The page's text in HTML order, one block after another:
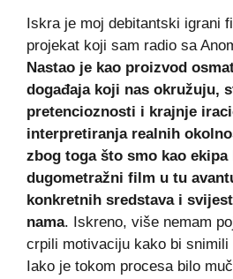
Iskra je moj debitantski igrani
projekat koji sam radio sa
Nastao je kao proizvod
događaja koji nas okružuju,
pretencioznosti i krajnje
interpretiranja realnih
zbog toga što smo kao
dugometražni film u tu
konkretnih sredstava i
nama. Iskreno, više nemam
crpili motivaciju kako bi
Iako je tokom procesa bilo